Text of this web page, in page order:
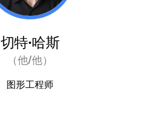
切特·哈斯
（他/他）
图形工程师